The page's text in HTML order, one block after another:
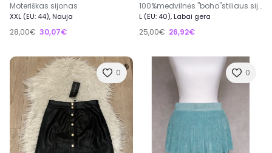
Moteriškas sijonas
XXL (EU: 44), Nauja
28,00€ 30,07€
100%medvilnės "boho"stiliaus sijonas išraiškingais raštais M/L
L (EU: 40), Labai gera
25,00€ 26,92€
0 0